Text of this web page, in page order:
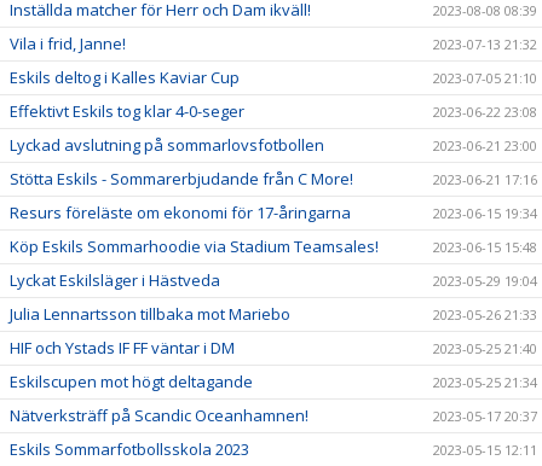
Inställda matcher för Herr och Dam ikväll! 2023-08-08 08:39
Vila i frid, Janne! 2023-07-13 21:32
Eskils deltog i Kalles Kaviar Cup 2023-07-05 21:10
Effektivt Eskils tog klar 4-0-seger 2023-06-22 23:08
Lyckad avslutning på sommarlovsfotbollen 2023-06-21 23:00
Stötta Eskils - Sommarerbjudande från C More! 2023-06-21 17:16
Resurs föreläste om ekonomi för 17-åringarna 2023-06-15 19:34
Köp Eskils Sommarhoodie via Stadium Teamsales! 2023-06-15 15:48
Lyckat Eskilsläger i Hästveda 2023-05-29 19:04
Julia Lennartsson tillbaka mot Mariebo 2023-05-26 21:33
HIF och Ystads IF FF väntar i DM 2023-05-25 21:40
Eskilscupen mot högt deltagande 2023-05-25 21:34
Nätverksträff på Scandic Oceanhamnen! 2023-05-17 20:37
Eskils Sommarfotbollsskola 2023 2023-05-15 12:11